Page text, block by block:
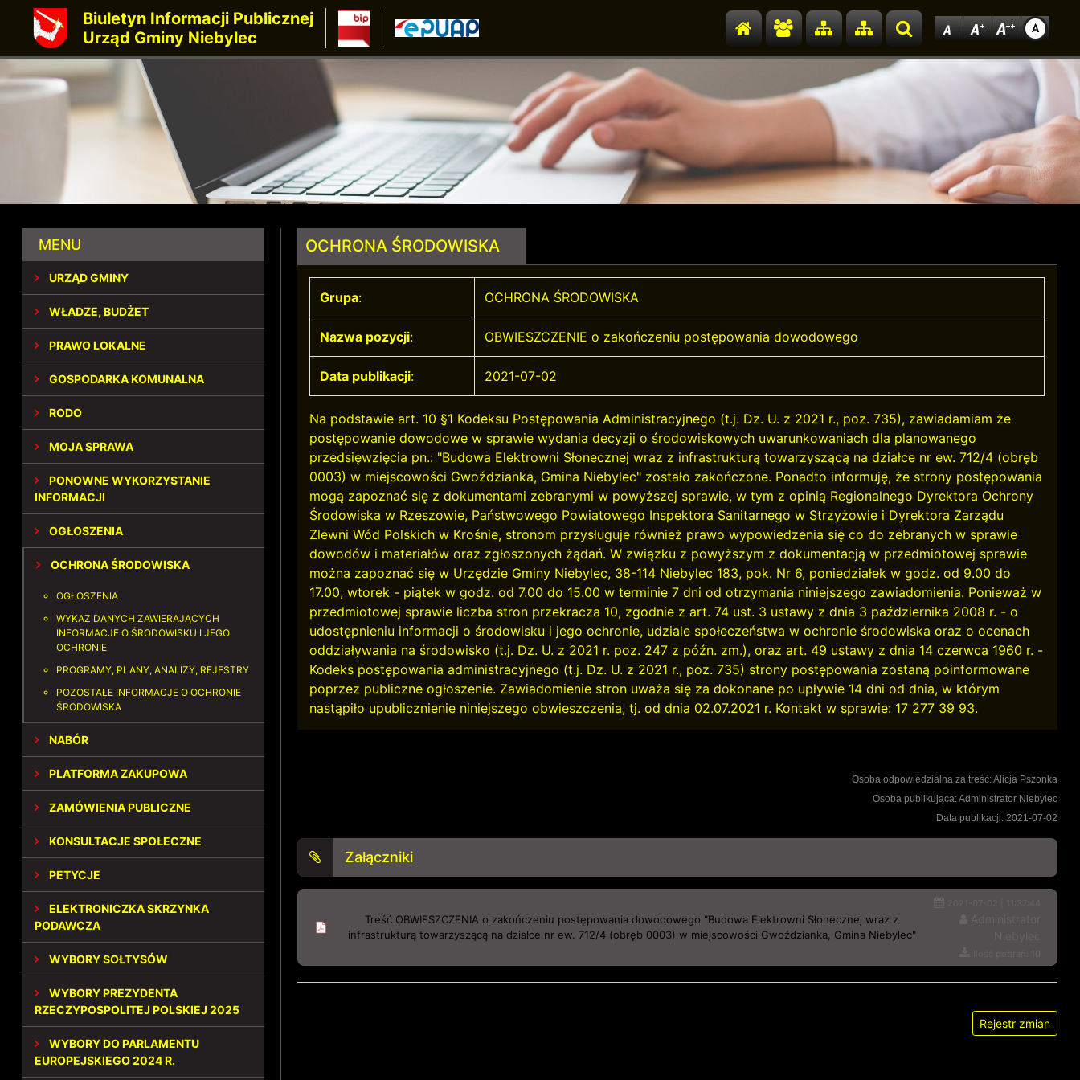
Biuletyn Informacji Publicznej
Urząd Gminy Niebylec
Przejdź do strony głównej
Przejdź do redakcji
Przejdź do mapy strony
Przejdź do mapy strony
Szukaj
MENU
URZĄD GMINY
WŁADZE, BUDŻET
PRAWO LOKALNE
GOSPODARKA KOMUNALNA
RODO
MOJA SPRAWA
PONOWNE WYKORZYSTANIE
INFORMACJI
OGŁOSZENIA
OCHRONA ŚRODOWISKA
OGŁOSZENIA
WYKAZ DANYCH ZAWIERAJĄCYCH
INFORMACJE O ŚRODOWISKU I JEGO
OCHRONIE
PROGRAMY, PLANY, ANALIZY, REJESTRY
POZOSTAŁE INFORMACJE O OCHRONIE
ŚRODOWISKA
NABÓR
PLATFORMA ZAKUPOWA
ZAMÓWIENIA PUBLICZNE
KONSULTACJE SPOŁECZNE
PETYCJE
ELEKTRONICZKA SKRZYNKA
PODAWCZA
WYBORY SOŁTYSÓW
WYBORY PREZYDENTA
RZECZYPOSPOLITEJ POLSKIEJ 2025
WYBORY DO PARLAMENTU
EUROPEJSKIEGO 2024 R.
OCHRONA ŚRODOWISKA
Grupa: OCHRONA ŚRODOWISKA
Nazwa pozycji: OBWIESZCZENIE o zakończeniu postępowania dowodowego
Data publikacji: 2021-07-02
Na podstawie art. 10 §1 Kodeksu Postępowania Administracyjnego (t.j. Dz. U. z 2021 r., poz. 735), zawiadamiam że
postępowanie dowodowe w sprawie wydania decyzji o środowiskowych uwarunkowaniach dla planowanego
przedsięwzięcia pn.: "Budowa Elektrowni Słonecznej wraz z infrastrukturą towarzyszącą na działce nr ew. 712/4 (obręb
0003) w miejscowości Gwoździanka, Gmina Niebylec" zostało zakończone. Ponadto informuję, że strony postępowania
mogą zapoznać się z dokumentami zebranymi w powyższej sprawie, w tym z opinią Regionalnego Dyrektora Ochrony
Środowiska w Rzeszowie, Państwowego Powiatowego Inspektora Sanitarnego w Strzyżowie i Dyrektora Zarządu
Zlewni Wód Polskich w Krośnie, stronom przysługuje również prawo wypowiedzenia się co do zebranych w sprawie
dowodów i materiałów oraz zgłoszonych żądań. W związku z powyższym z dokumentacją w przedmiotowej sprawie
można zapoznać się w Urzędzie Gminy Niebylec, 38-114 Niebylec 183, pok. Nr 6, poniedziałek w godz. od 9.00 do
17.00, wtorek - piątek w godz. od 7.00 do 15.00 w terminie 7 dni od otrzymania niniejszego zawiadomienia. Ponieważ w
przedmiotowej sprawie liczba stron przekracza 10, zgodnie z art. 74 ust. 3 ustawy z dnia 3 października 2008 r. - o
udostępnieniu informacji o środowisku i jego ochronie, udziale społeczeństwa w ochronie środowiska oraz o ocenach
oddziaływania na środowisko (t.j. Dz. U. z 2021 r. poz. 247 z późn. zm.), oraz art. 49 ustawy z dnia 14 czerwca 1960 r. -
Kodeks postępowania administracyjnego (t.j. Dz. U. z 2021 r., poz. 735) strony postępowania zostaną poinformowane
poprzez publiczne ogłoszenie. Zawiadomienie stron uważa się za dokonane po upływie 14 dni od dnia, w którym
nastąpiło upublicznienie niniejszego obwieszczenia, tj. od dnia 02.07.2021 r. Kontakt w sprawie: 17 277 39 93.
Osoba odpowiedzialna za treść: Alicja Pszonka
Osoba publikująca: Administrator Niebylec
Data publikacji: 2021-07-02
Załączniki
Treść OBWIESZCZENIA o zakończeniu postępowania dowodowego "Budowa Elektrowni Słonecznej wraz z
infrastrukturą towarzyszącą na działce nr ew. 712/4 (obręb 0003) w miejscowości Gwoździanka, Gmina Niebylec"
Rejestr zmian